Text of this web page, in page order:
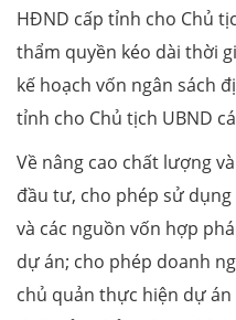
HĐND cấp tỉnh cho Chủ
thẩm quyền kéo dài thời
kế hoạch vốn ngân sách
tỉnh cho Chủ tịch UBND
Về nâng cao chất lượng
đầu tư, cho phép sử
và các nguồn vốn hợp
dự án; cho phép doanh
chủ quản thực hiện dự